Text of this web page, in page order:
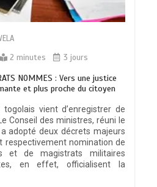
2 minutes 3 jours
NOMMES : Vers une justice
et plus proche du citoyen
vient d’enregistrer de
Conseil des ministres, réuni le
adopté deux décrets majeurs
respectivement nomination de
et de magistrats militaires
en effet, officialisent la